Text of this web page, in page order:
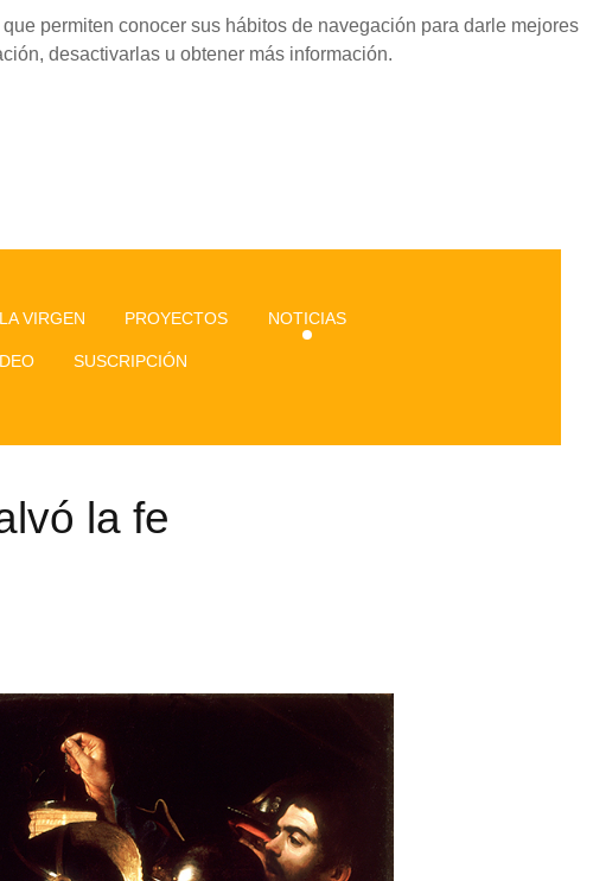
permiten conocer sus hábitos de navegación para darle mejores
desactivarlas u obtener más información.
VIRGEN PROYECTOS NOTICIAS
SUSCRIPCIÓN
la fe